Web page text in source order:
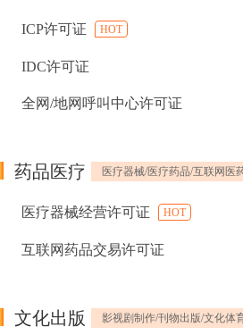
ICP许可证 HOT
IDC许可证
全网/地网呼叫中心许可证
药品医疗 医疗器械/医疗药品/互联网医
医疗器械经营许可证 HOT
互联网药品交易许可证
文化出版 影视剧制作/刊物出版/文化体